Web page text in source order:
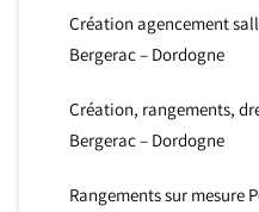
Création agencement
Bergerac – Dordogne
Création, rangements,
Bergerac – Dordogne
Rangements sur mesure